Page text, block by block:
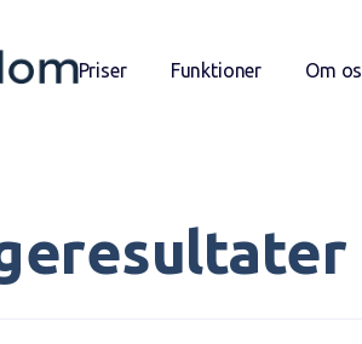
Priser Funktioner Om os